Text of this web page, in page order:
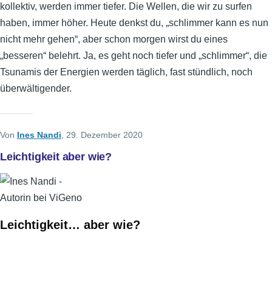
kollektiv, werden immer tiefer. Die Wellen, die wir zu surfen
haben, immer höher. Heute denkst du, „schlimmer kann es nun
nicht mehr gehen“, aber schon morgen wirst du eines
„besseren“ belehrt. Ja, es geht noch tiefer und „schlimmer“, die
Tsunamis der Energien werden täglich, fast stündlich, noch
überwältigender.
Von Ines Nandi , 29. Dezember 2020
Leichtigkeit aber wie?
Leichtigkeit… aber wie?